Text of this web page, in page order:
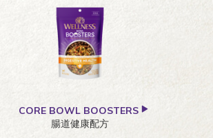
CORE BOWL BOOSTERS
腸道健康配方